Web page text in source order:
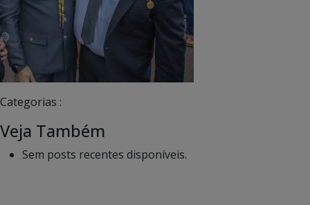
Categorias :
Veja Também
Sem posts recentes disponíveis.